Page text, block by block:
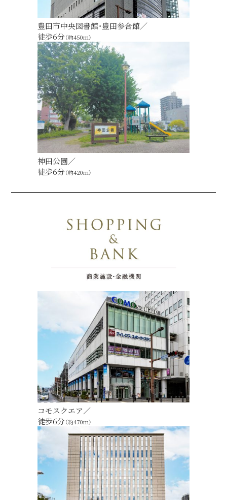
豊田市中央図書館・豊田参合館／
徒歩6分（約450m）
神田公園／
徒歩6分（約420m）
コモスクエア／
徒歩6分（約470m）